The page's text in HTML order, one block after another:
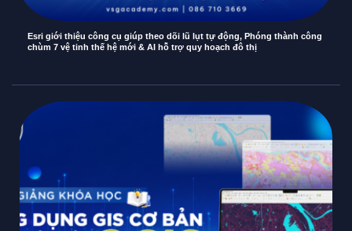
Esri giới thiệu công cụ giúp theo dõi lũ lụt tự động, Phóng thành công
chùm 7 vệ tinh thế hệ mới & AI hỗ trợ quy hoạch đô thị